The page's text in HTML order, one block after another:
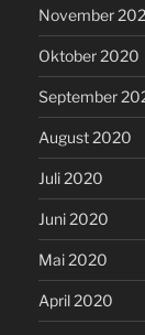
November
Oktober 2020
September
August 2020
Juli 2020
Juni 2020
Mai 2020
April 2020